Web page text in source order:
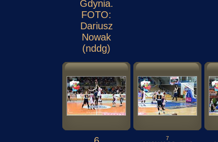
Gdynia.
FOTO:
Dariusz
Nowak
(nddg)
7